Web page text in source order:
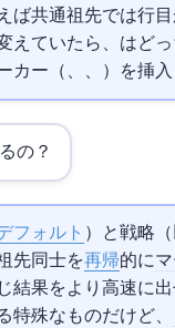
祖先では3行目が「hello
変えていたら、 はど
、=======、
の？
フォルト ）とort戦略（
先同士を再帰的に
の改良版で、同じ結果をよ
特殊なものだけど、